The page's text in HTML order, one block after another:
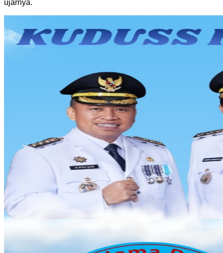
ujarnya.